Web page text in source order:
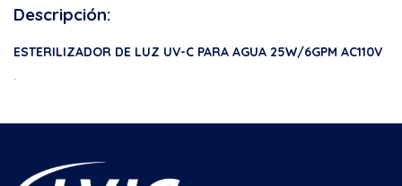
Descripción:
ESTERILIZADOR DE LUZ UV-C PARA AGUA 25W/6GPM AC110V
.